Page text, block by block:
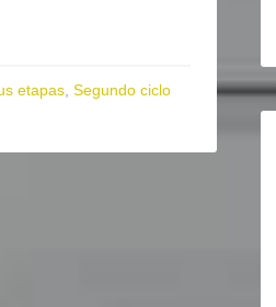
etapas Segundo ciclo